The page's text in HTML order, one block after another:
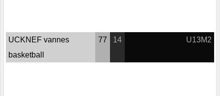
UCKNEF vannes
basketball
77 14 U13M2